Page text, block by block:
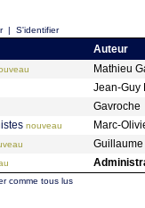
| S'identifier
Auteur
Mathieu
Jean-Guy
Gavroche
nouveau Marc-
comme tous lus